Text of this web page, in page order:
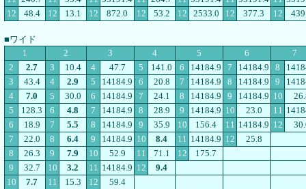
12
48.4 12 13.1 12 872.0 12 53.2 12 2533.0 12 377.3 12
■ワイド
1
2 3 4 5 6
7
2
2.7 3 10.4 4 47.7 5 141.0 6 14184.9 7 14184.9 8
3
43.4 4 2.9 5 14184.9 6 20.8 7 14184.9 8 14184.9 9
4
7.0 5 30.0 6 14184.9 7 24.1 8 14184.9 9 14184.9 10
5
128.3 6 4.8 7 14184.9 8 28.9 9 14184.9 10 23.0 11
6
18.9 7 5.5 8 14184.9 9 35.9 10 156.4 11 14184.9 12
7
22.0 8 6.4 9 14184.9 10 8.4 11 14184.9 12
25.8
8
26.3 9 7.9 10 52.9 11 71.1 12
175.7
9
32.7 10 3.2 11 14184.9 12
9.4
10
7.7 11 15.3 12 59.4